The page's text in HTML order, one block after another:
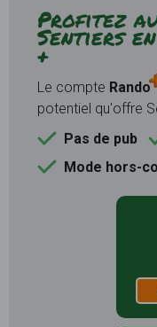
Profitez
Sentiers
+
Le compte Rando
potentiel qu'offre
Pas de pub
Mode hors-